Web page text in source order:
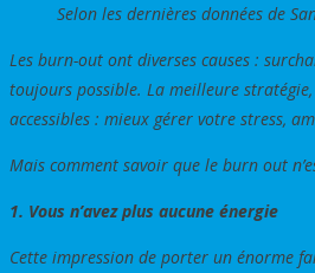
Selon les dernières données de
Les burn-out ont diverses causes :
toujours possible. La meilleure
accessibles : mieux gérer votre stress,
Mais comment savoir que le burn out
1. Vous n’avez plus aucune énergie
Cette impression de porter un énorme